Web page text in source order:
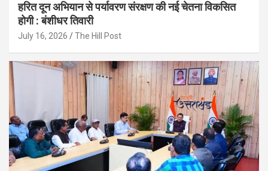
हरित दून अभियान से पर्यावरण संरक्षण की नई चेतना विकसित
होगी : बंशीधर तिवारी
July 16, 2026 The Hill Post